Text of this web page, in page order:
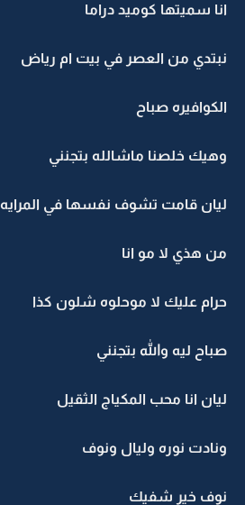
انا سميتها كوميد دراما
نبتدي من العصر في بيت ام رياض
الكوافيره صباح
وهيك خلصنا ماشالله بتجنني
ليان قامت تشوف نفسها في المرايه
من هذي لا مو انا
حرام عليك لا موحلوه شلون كذا
صباح ليه والله بتجنني
ليان انا محب المكياج الثقيل
ونادت نوره وليال ونوف
نوف خير شفيك